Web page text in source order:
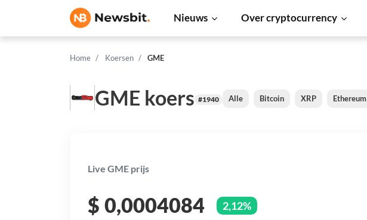
Nieuws Over cryptocurrency
Home Koersen GME
GME koers #1940 Alle Bitcoin XRP Ethereum
Live GME prijs
$ 0,0004084 2,12%